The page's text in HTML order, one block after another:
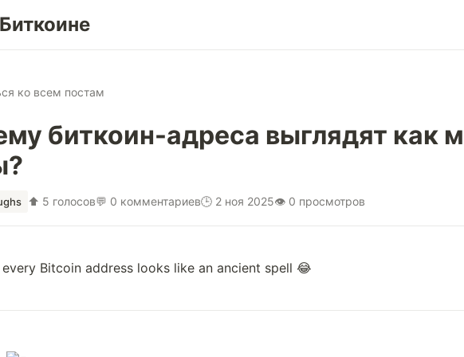
ко всем постам
биткоин-адреса выглядят как
⬆ 5 голосов💬 0 комментариев🕒 2 ноя 2025👁 0 просмотров